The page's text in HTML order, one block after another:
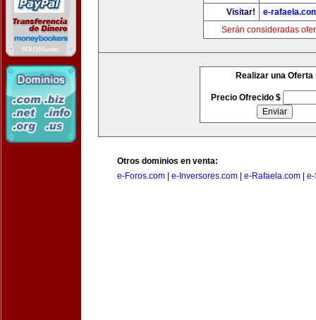
Visitar!
e-
Serán consideradas
Realizar una Oferta
Precio Ofrecido $
Otros dominios en venta:
e-Foros.com
e-Inversores.com e-Rafaela.com e-